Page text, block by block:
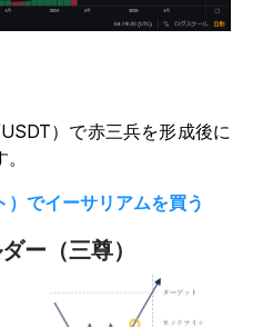
USDT）で赤三兵を形成後に
でイーサリアムを買う
ー（三尊）